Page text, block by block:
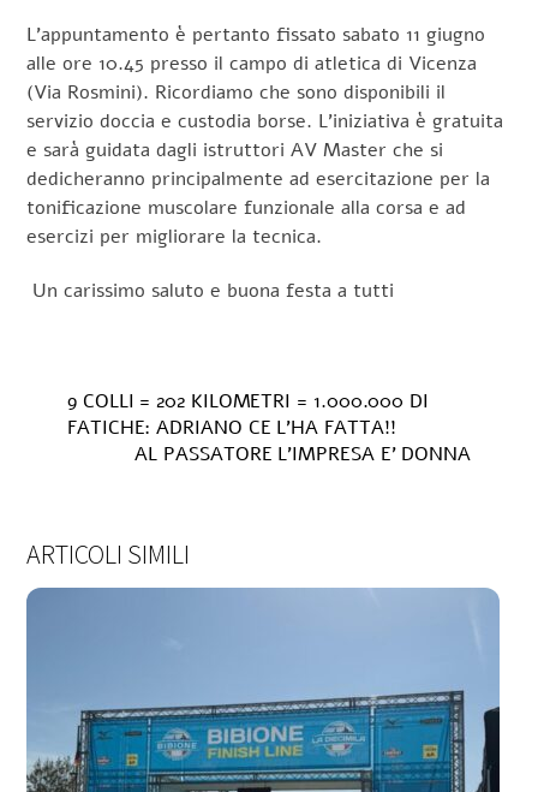
L’appuntamento è pertanto fissato sabato 11 giugno
alle ore 10.45 presso il campo di atletica di Vicenza
(Via Rosmini). Ricordiamo che sono disponibili il
servizio doccia e custodia borse. L’iniziativa è gratuita
e sarà guidata dagli istruttori AV Master che si
dedicheranno principalmente ad esercitazione per la
tonificazione muscolare funzionale alla corsa e ad
esercizi per migliorare la tecnica.
Un carissimo saluto e buona festa a tutti
9 COLLI = 202 KILOMETRI = 1.000.000 DI
FATICHE: ADRIANO CE L’HA FATTA!!
AL PASSATORE L’IMPRESA E’ DONNA
ARTICOLI SIMILI